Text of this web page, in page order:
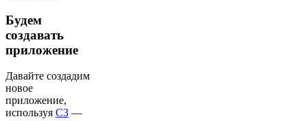
Будем
создавать
приложение
Давайте создадим
новое
приложение,
используя C3 —